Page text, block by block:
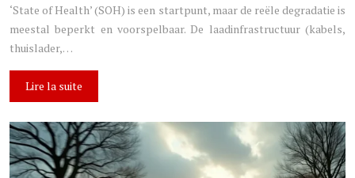
‘State of Health’ (SOH) is een startpunt, maar de reële degradatie is
meestal beperkt en voorspelbaar. De laadinfrastructuur (kabels,
thuislader,…
Lire la suite